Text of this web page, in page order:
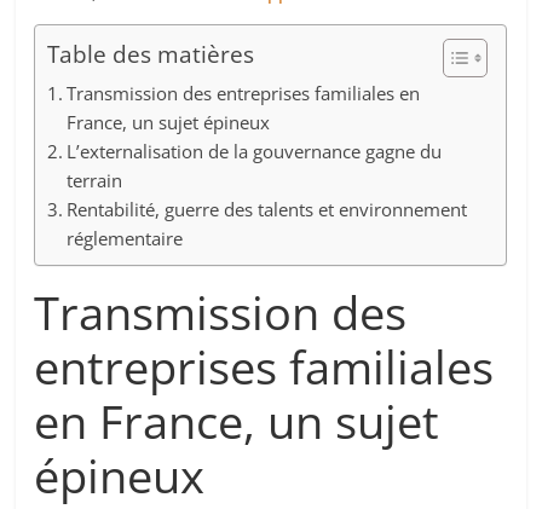
Table des matières
Transmission des entreprises familiales en
France, un sujet épineux
L’externalisation de la gouvernance gagne du
terrain
Rentabilité, guerre des talents et environnement
réglementaire
Transmission des
entreprises familiales
en France, un sujet
épineux